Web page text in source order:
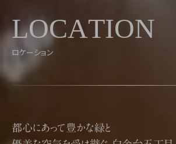
LOCATION
ロケーション
都心にあって豊かな緑と